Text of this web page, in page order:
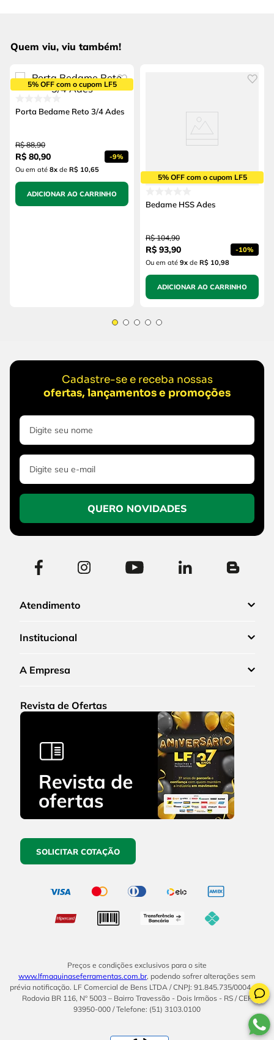
Quem viu, viu também!
5% OFF com o cupom LF5
Porta Bedame Reto 3/4 Ades
R$ 88,90
R$ 80,90 -9%
Ou em até 8x de R$ 10,65
ADICIONAR AO CARRINHO
5% OFF com o cupom LF5
Bedame HSS Ades
R$ 104,90
R$ 93,90 -10%
Ou em até 9x de R$ 10,98
ADICIONAR AO CARRINHO
Cadastre-se e receba nossas
ofertas, lançamentos e promoções
QUERO NOVIDADES
Atendimento
Institucional
A Empresa
Revista de Ofertas
SOLICITAR COTAÇÃO
Preços e condições exclusivos para o site
www.lfmaquinaseferramentas.com.br, podendo sofrer alterações sem
prévia notificação. LF Comercial de Bens LTDA / CNPJ: 91.845.735/0004-14.
Rodovia BR 116, Nº 5003 – Bairro Travessão - Dois Irmãos - RS / CEP
93950-000 / Telefone: (51) 3103.0100